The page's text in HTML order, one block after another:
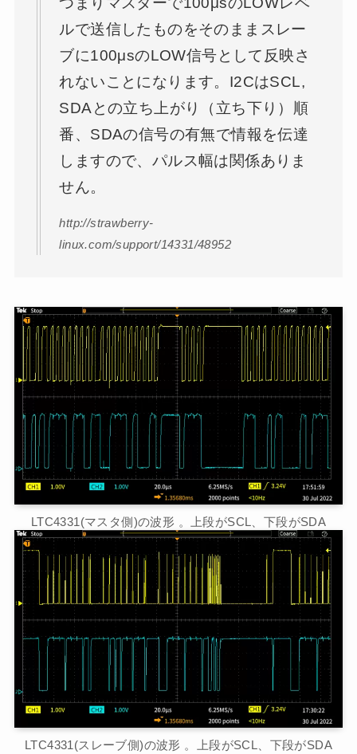
ルで送信したものをそのままスレー
ブに100μsのLOW信号として反映さ
れないことになります。I2CはSCL,
SDAとの立ち上がり（立ち下り）順
番、SDAの信号の有無で情報を伝達
しますので、パルス幅は関係ありま
せん。
http://strawberry-
linux.com/support/14331/48952
LTC4331(マスタ側)の波形 。上段がSCL、下段がSDA
LTC4331(スレーブ側)の波形 。上段がSCL、下段がSDA